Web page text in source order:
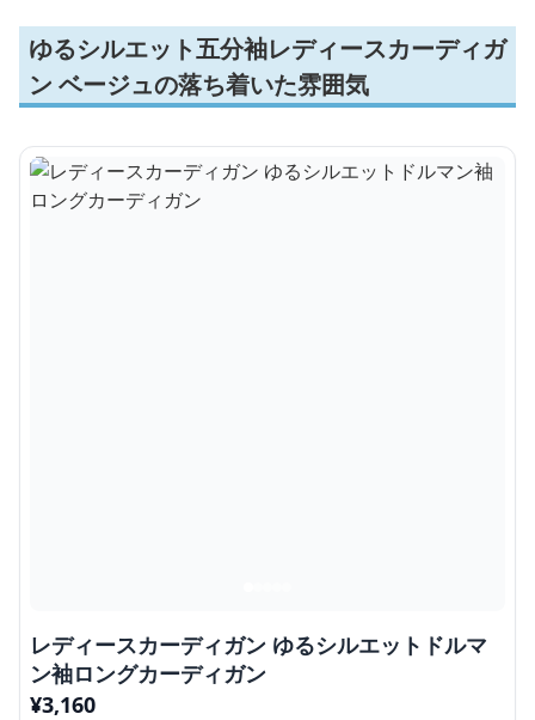
ゆるシルエット五分袖レディースカーディガ
ン ベージュの落ち着いた雰囲気
レディースカーディガン ゆるシルエットドルマ
ン袖ロングカーディガン
¥3,160